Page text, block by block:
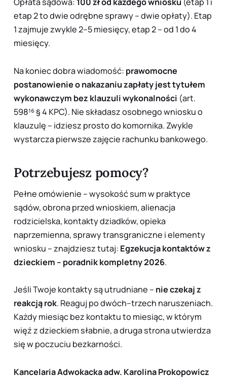
etap 2 to dwie odrębne sprawy – dwie opłaty). Etap
1 zajmuje zwykle 2–5 miesięcy, etap 2 – od 1 do 4
miesięcy.
Na koniec dobra wiadomość: prawomocne
postanowienie o nakazaniu zapłaty jest tytułem
wykonawczym bez klauzuli wykonalności (art.
598¹⁶ § 4 KPC). Nie składasz osobnego wniosku o
klauzulę – idziesz prosto do komornika. Zwykle
wystarcza pierwsze zajęcie rachunku bankowego.
Potrzebujesz pomocy?
Pełne omówienie – wysokość sum w praktyce
sądów, obrona przed wnioskiem, alienacja
rodzicielska, kontakty dziadków, opieka
naprzemienna, sprawy transgraniczne i elementy
wniosku – znajdziesz tutaj: Egzekucja kontaktów z
dzieckiem – poradnik kompletny 2026.
Jeśli Twoje kontakty są utrudniane – nie czekaj z
reakcją rok. Reaguj po dwóch–trzech naruszeniach.
Każdy miesiąc bez kontaktu to miesiąc, w którym
więź z dzieckiem słabnie, a druga strona utwierdza
się w poczuciu bezkarności.
Kancelaria Adwokacka adw. Karolina Prokopowicz